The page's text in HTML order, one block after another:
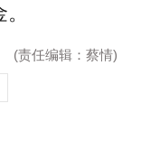
(责任编辑：蔡情)